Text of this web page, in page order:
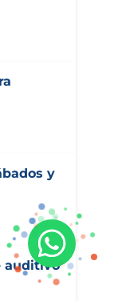
y
auditivo